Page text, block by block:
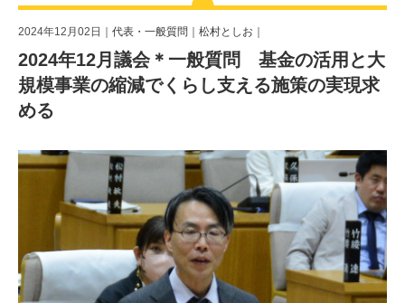
2024年12月02日｜ 代表・一般質問 松村としお
2024年12月議会＊一般質問 基金の活用と大
規模事業の縮減でくらし支える施策の実現求
める